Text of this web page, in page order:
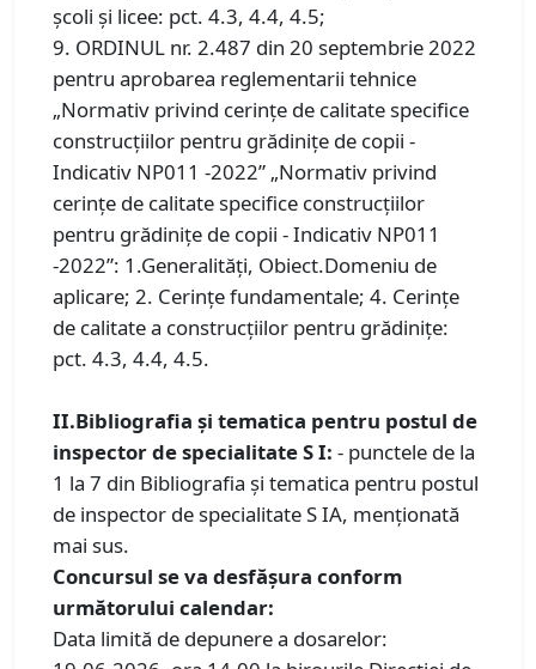
școli și licee: pct. 4.3, 4.4, 4.5;
9. ORDINUL nr. 2.487 din 20 septembrie 2022
pentru aprobarea reglementarii tehnice
„Normativ privind cerinţe de calitate specifice
construcţiilor pentru grădiniţe de copii -
Indicativ NP011 -2022” „Normativ privind
cerinţe de calitate specifice construcţiilor
pentru grădiniţe de copii - Indicativ NP011
-2022”: 1.Generalități, Obiect.Domeniu de
aplicare; 2. Cerințe fundamentale; 4. Cerințe
de calitate a construcțiilor pentru grădinițe:
pct. 4.3, 4.4, 4.5.
II.Bibliografia și tematica pentru postul de
inspector de specialitate S I: - punctele de la
1 la 7 din Bibliografia și tematica pentru postul
de inspector de specialitate S IA, menționată
mai sus.
Concursul se va desfăşura conform
următorului calendar:
Data limită de depunere a dosarelor: